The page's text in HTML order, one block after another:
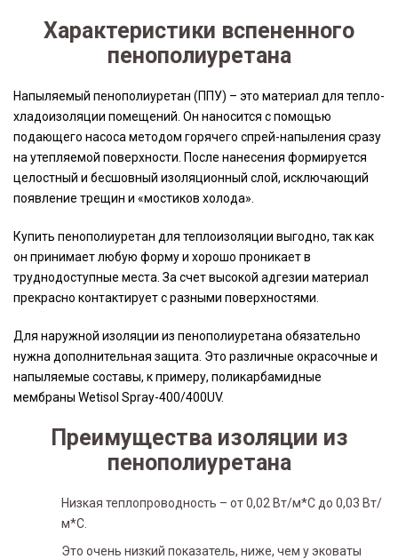
Характеристики вспененного
пенополиуретана
Напыляемый пенополиуретан (ППУ) – это материал для тепло-
хладоизоляции помещений. Он наносится с помощью
подающего насоса методом горячего спрей-напыления сразу
на утепляемой поверхности. После нанесения формируется
целостный и бесшовный изоляционный слой, исключающий
появление трещин и «мостиков холода».
Купить пенополиуретан для теплоизоляции выгодно, так как
он принимает любую форму и хорошо проникает в
труднодоступные места. За счет высокой адгезии материал
прекрасно контактирует с разными поверхностями.
Для наружной изоляции из пенополиуретана обязательно
нужна дополнительная защита. Это различные окрасочные и
напыляемые составы, к примеру, поликарбамидные
мембраны Wetisol Spray-400/400UV.
Преимущества изоляции из
пенополиуретана
Низкая теплопроводность – от 0,02 Вт/м*С до 0,03 Вт/
м*С.
Это очень низкий показатель, ниже, чем у эковаты